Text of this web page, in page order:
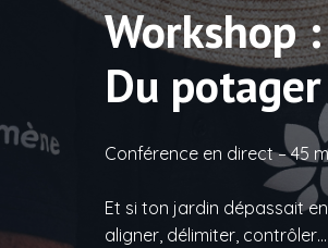
Workshop
Du
Conférence en direct – 45
Et si ton jardin dépassait
aligner, délimiter,